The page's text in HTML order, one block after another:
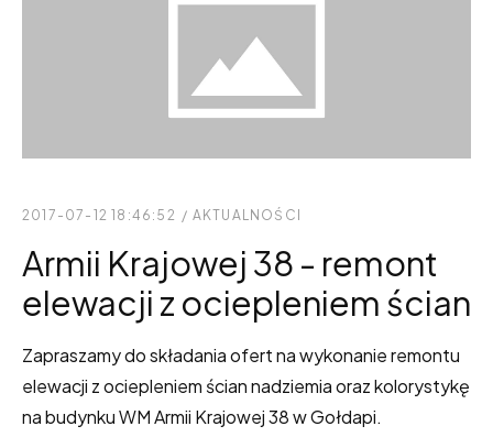
2017-07-12 18:46:52 / AKTUALNOŚCI
Armii Krajowej 38 - remont
elewacji z ociepleniem ścian
Zapraszamy do składania ofert na wykonanie remontu
elewacji z ociepleniem ścian nadziemia oraz kolorystykę
na budynku WM Armii Krajowej 38 w Gołdapi.